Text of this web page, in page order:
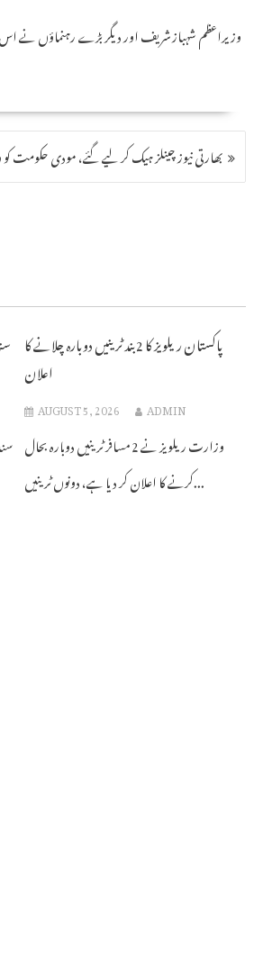
وزیراعظم شہباز شریف اور دیگر بڑے رہنماؤں نے اس
بھارتی نیوز چینلز ہیک کر لیے گئے، مودی حکومت
پاکستان ریلویز کا 2 بند ٹرینیں دوبارہ چلانے کا
اعلان
AUGUST 5, 2026 ADMIN
وزارت ریلویز نے 2 مسافر ٹرینیں دوبارہ بحال
کرنے کا اعلان کر دیا ہے، دونوں ٹرینیں...